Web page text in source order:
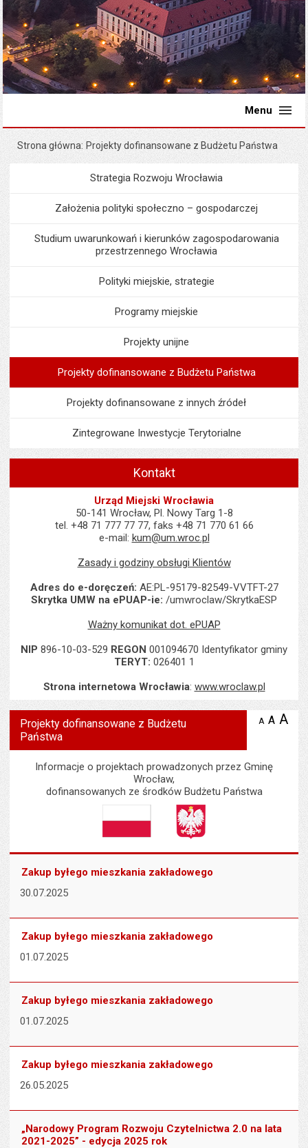
Menu
Strona główna Projekty dofinansowane z Budżetu Państwa
MenuProgramy i projekty
Strategia Rozwoju Wrocławia
Założenia polityki społeczno – gospodarczej
Studium uwarunkowań i kierunków zagospodarowania
przestrzennego Wrocławia
Polityki miejskie, strategie
Programy miejskie
Projekty unijne
Projekty dofinansowane z Budżetu Państwa
Projekty dofinansowane z innych źródeł
Zintegrowane Inwestycje Terytorialne
Kontakt
Urząd Miejski Wrocławia
50-141 Wrocław, Pl. Nowy Targ 1-8
tel. +48 71 777 77 77, faks +48 71 770 61 66
e-mail: kum@um.wroc.pl
Zasady i godziny obsługi Klientów
Adres do e-doręczeń: AE:PL-95179-82549-VVTFT-27
Skrytka UMW na ePUAP-ie: /umwroclaw/SkrytkaESP
Ważny komunikat dot. ePUAP
NIP 896-10-03-529 REGON 001094670 Identyfikator gminy
TERYT: 026401 1
Strona internetowa Wrocławia: www.wroclaw.pl
Wyświetlono artykuł "Projekty dofinansowane z Budżetu
Projekty dofinansowane z Budżetu
Państwa
A zmniejsz
A A
Informacje o projektach prowadzonych przez Gminę
Wrocław,
dofinansowanych ze środków Budżetu Państwa
Zakup byłego mieszkania zakładowego
30.07.2025
Zakup byłego mieszkania zakładowego
01.07.2025
Zakup byłego mieszkania zakładowego
01.07.2025
Zakup byłego mieszkania zakładowego
26.05.2025
„Narodowy Program Rozwoju Czytelnictwa 2.0 na lata
2021-2025” - edycja 2025 rok